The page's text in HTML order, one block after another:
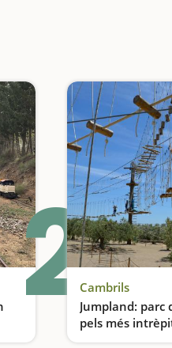
2Cambrils
Jumpland: parc
pels més